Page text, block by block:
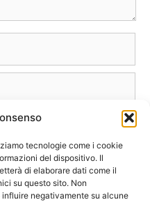
tecnologie come i cookie
del dispositivo. Il
di elaborare dati come il
su questo sito. Non
negativamente su alcune